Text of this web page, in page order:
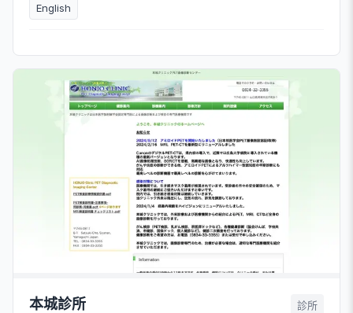
English
本城診所 診所